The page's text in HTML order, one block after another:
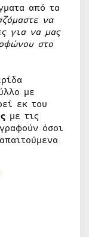
από τα
να
για να μας
στο
με
εκ του
με τις
όσοι